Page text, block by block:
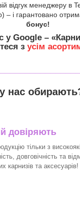
відгук менеджеру в
– і гарантовано
бонус!
у Google – «
з усім
нас
довіряють
тільки з
довговічність та
карнизів та аксесуарів!​